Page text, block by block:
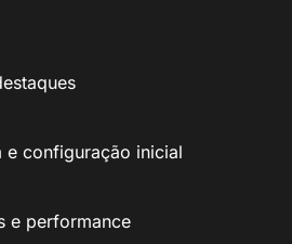
e configuração inicial
e performance